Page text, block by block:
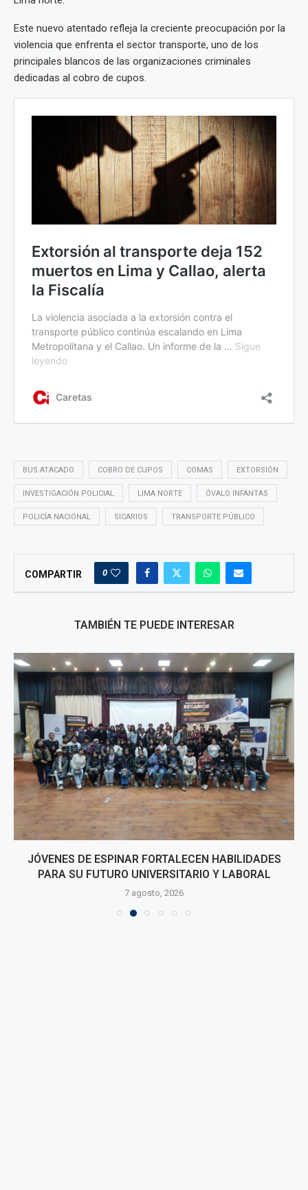
Este nuevo atentado refleja la creciente preocupación por la
violencia que enfrenta el sector transporte, uno de los
principales blancos de las organizaciones criminales
dedicadas al cobro de cupos.
BUS ATACADO COBRO DE CUPOS COMAS EXTORSIÓN
INVESTIGACIÓN POLICIAL LIMA NORTE ÓVALO INFANTAS
POLICÍA NACIONAL SICARIOS TRANSPORTE PÚBLICO
COMPARTIR 0
TAMBIÉN TE PUEDE INTERESAR
JÓVENES DE ESPINAR FORTALECEN HABILIDADES
PARA SU FUTURO UNIVERSITARIO Y LABORAL
7 agosto, 2026